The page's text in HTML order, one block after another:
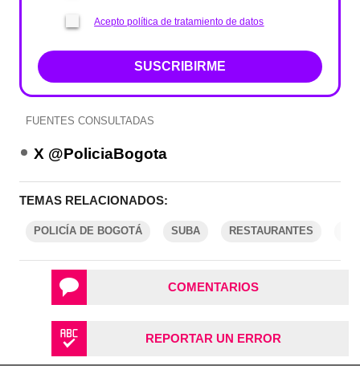
Acepto política de tratamiento de datos
SUSCRIBIRME
FUENTES CONSULTADAS
X @PoliciaBogota
TEMAS RELACIONADOS:
POLICÍA DE BOGOTÁ SUBA RESTAURANTES
COMENTARIOS
REPORTAR UN ERROR